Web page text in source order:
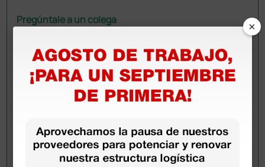
Pregúntale a un colega
información?
Envía ahora mismo tu pregunta a los colegas que ya
han adquirido este producto.
×